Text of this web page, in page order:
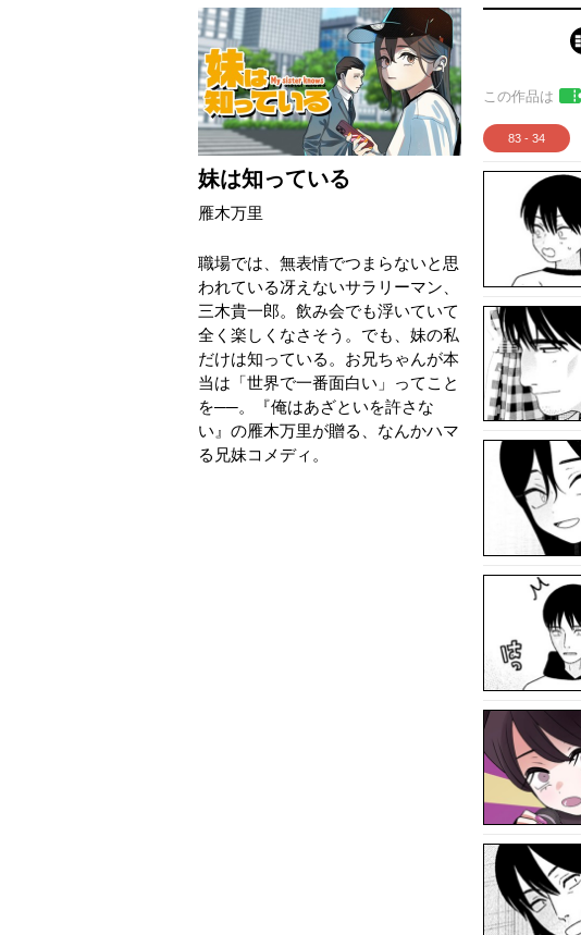
妹は知っている
雁木万里
職場では、無表情でつまらないと思
われている冴えないサラリーマン、
三木貴一郎。飲み会でも浮いていて
全く楽しくなさそう。でも、妹の私
だけは知っている。お兄ちゃんが本
当は「世界で一番面白い」ってこと
を──。『俺はあざといを許さな
い』の雁木万里が贈る、なんかハマ
る兄妹コメディ。
この作品は
83 - 34